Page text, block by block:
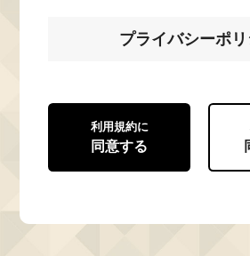
プライバシーポ
利用規約に
同意する